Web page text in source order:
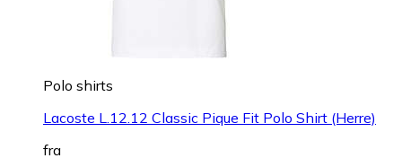
Polo shirts
Lacoste L.12.12 Classic Pique Fit Polo Shirt (Herre)
fra